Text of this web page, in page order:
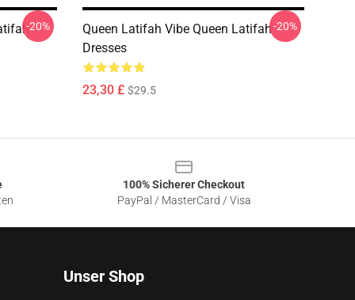
-20%
Queen Latifah Vibe Queen Latifah
Dresses
23,30 £ $29.5
-20%
100% Sicherer Checkout
PayPal / MasterCard / Visa
Unser Shop